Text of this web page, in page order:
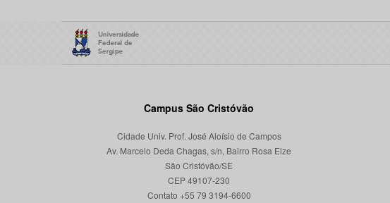
Campus São Cristóvão
Cidade Univ. Prof. José Aloísio de Campos
Av. Marcelo Deda Chagas, s/n, Bairro Rosa Elze
São Cristóvão/SE
CEP 49107-230